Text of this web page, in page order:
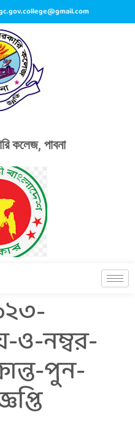
কলেজ, পাবনা
ও-নম্বর-
পুন-